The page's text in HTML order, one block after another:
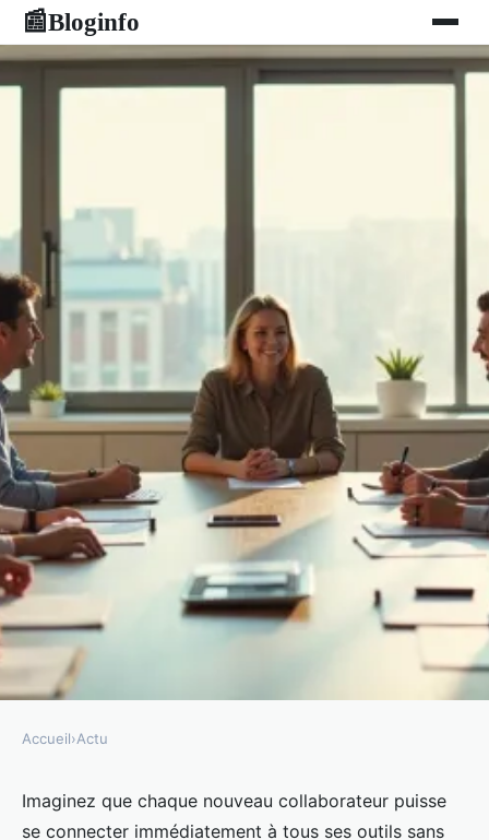
📰Bloginfo
Découvrez comment rendre
Accueil›Actu
Imaginez que chaque nouveau collaborateur puisse
se connecter immédiatement à tous ses outils sans